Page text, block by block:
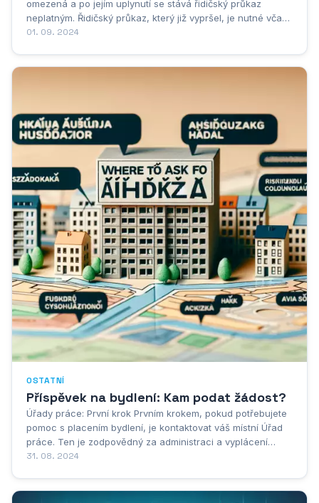
omezená a po jejím uplynutí se stává řidičský průkaz
neplatným. Řidičský průkaz, který již vypršel, je nutné včas
vyměnit za nový. Řízení s prošlým řidičským průkazem je
01. 09. 2024
OSTATNÍ
Příspěvek na bydlení: Kam podat žádost?
Úřady práce: První krok Prvním krokem, pokud potřebujete
pomoc s placením bydlení, je kontaktovat váš místní Úřad
práce. Ten je zodpovědný za administraci a vyplácení
příspěvku na bydlení. Není nutné nikam složitě cestovat,
31. 08. 2024